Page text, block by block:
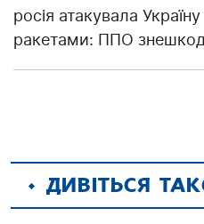
росія атакувала
ракетами: ППО
ДИВІТЬСЯ